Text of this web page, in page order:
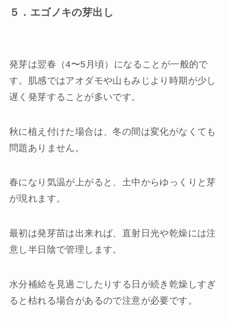
５．エゴノキの芽出し
発芽は翌春（4〜5月頃）になることが一般的で
す。肌感ではアオダモや山もみじより時期が少し
遅く発芽することが多いです。
秋に植え付けた場合は、冬の間は変化がなくても
問題ありません。
春になり気温が上がると、土中からゆっくりと芽
が現れます。
最初は発芽苗は出来れば、直射日光や乾燥には注
意し半日陰で管理します。
水分補給を見過ごしたりする日が続き乾燥しすぎ
ると枯れる場合があるので注意が必要です。